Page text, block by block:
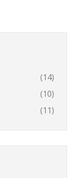
(14)
(10)
(11)